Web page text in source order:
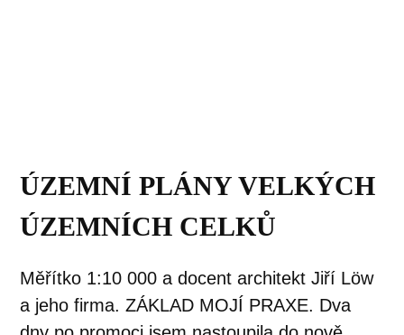
ÚZEMNÍ PLÁNY VELKÝCH
ÚZEMNÍCH CELKŮ
Měřítko 1:10 000 a docent architekt Jiří Löw
a jeho firma. ZÁKLAD MOJÍ PRAXE. Dva